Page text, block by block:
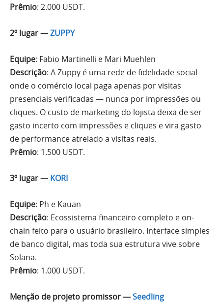
Prêmio: 2.000 USDT.
2º lugar —ZUPPY
Equipe: Fabio Martinelli e Mari Muehlen
Descrição: A Zuppy é uma rede de fidelidade social
onde o comércio local paga apenas por visitas
presenciais verificadas — nunca por impressões ou
cliques. O custo de marketing do lojista deixa de ser
gasto incerto com impressões e cliques e vira gasto
de performance atrelado a visitas reais.
Prêmio: 1.500 USDT.
3º lugar — KORI
Equipe: Ph e Kauan
Descrição: Ecossistema financeiro completo e on-
chain feito para o usuário brasileiro. Interface simples
de banco digital, mas toda sua estrutura vive sobre
Solana.
Prêmio: 1.000 USDT.
Menção de projeto promissor —Seedling